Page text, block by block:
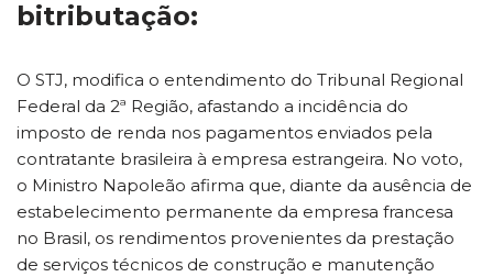
bitributação:
O STJ, modifica o entendimento do Tribunal Regional
Federal da 2ª Região, afastando a incidência do
imposto de renda nos pagamentos enviados pela
contratante brasileira à empresa estrangeira. No voto,
o Ministro Napoleão afirma que, diante da ausência de
estabelecimento permanente da empresa francesa
no Brasil, os rendimentos provenientes da prestação
de serviços técnicos de construção e manutenção